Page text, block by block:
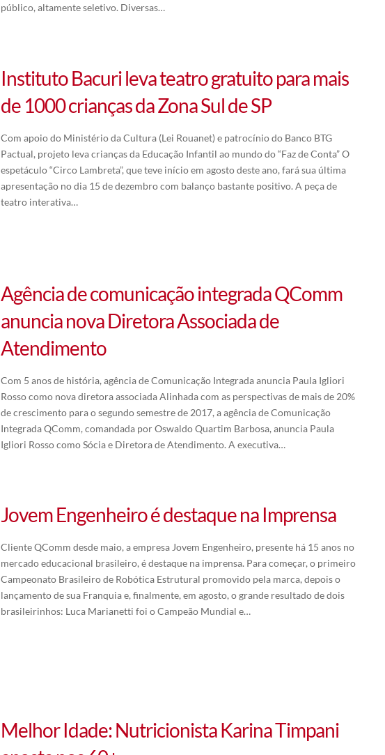
público, altamente seletivo. Diversas…
Instituto Bacuri leva teatro gratuito para mais
de 1000 crianças da Zona Sul de SP
Com apoio do Ministério da Cultura (Lei Rouanet) e patrocínio do Banco BTG
Pactual, projeto leva crianças da Educação Infantil ao mundo do “Faz de Conta” O
espetáculo “Circo Lambreta”, que teve início em agosto deste ano, fará sua última
apresentação no dia 15 de dezembro com balanço bastante positivo. A peça de
teatro interativa…
Agência de comunicação integrada QComm
anuncia nova Diretora Associada de
Atendimento
Com 5 anos de história, agência de Comunicação Integrada anuncia Paula Igliori
Rosso como nova diretora associada Alinhada com as perspectivas de mais de 20%
de crescimento para o segundo semestre de 2017, a agência de Comunicação
Integrada QComm, comandada por Oswaldo Quartim Barbosa, anuncia Paula
Igliori Rosso como Sócia e Diretora de Atendimento. A executiva…
Jovem Engenheiro é destaque na Imprensa
Cliente QComm desde maio, a empresa Jovem Engenheiro, presente há 15 anos no
mercado educacional brasileiro, é destaque na imprensa. Para começar, o primeiro
Campeonato Brasileiro de Robótica Estrutural promovido pela marca, depois o
lançamento de sua Franquia e, finalmente, em agosto, o grande resultado de dois
brasileirinhos: Luca Marianetti foi o Campeão Mundial e…
Melhor Idade: Nutricionista Karina Timpani